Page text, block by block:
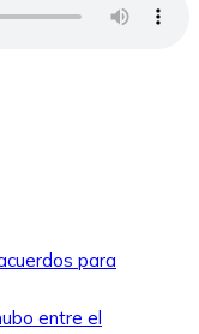
para
entre el